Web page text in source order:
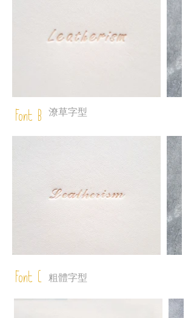
Font B 潦草字型
Font C 粗體字型